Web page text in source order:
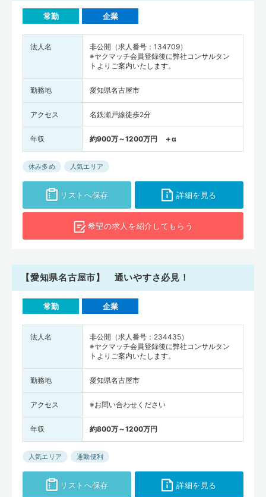
常勤 企業
法人名
非公開（求人番号：134709）
※ヤクマッチ会員登録後に弊社コンサルタン
トよりご案内いたします。
勤務地 愛知県名古屋市
アクセス 名鉄瀬戸線徒歩2分
年収 約900万～1200万円 ＋α
休み多め 人気エリア
リストへ保存 詳細を見る
希望の求人を紹介してもらう
【愛知県名古屋市】 通いやすさ必見！
常勤 企業
法人名
非公開（求人番号：234435）
※ヤクマッチ会員登録後に弊社コンサルタン
トよりご案内いたします。
勤務地 愛知県名古屋市
アクセス ※お問い合わせください
年収 約800万～1200万円
人気エリア 通勤便利
リストへ保存 詳細を見る